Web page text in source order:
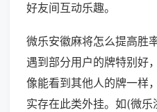
好友间互动乐趣。
微乐安徽麻将怎么提高胜
遇到部分用户的牌特别好
像能看到其他人的牌一样
实存在此类外挂。如(微